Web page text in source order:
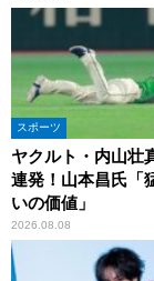
スポーツ
ヤクルト・内山壮
連発！山本昌氏「
いの価値」
2026.08.08